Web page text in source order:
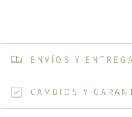
ENVÍOS Y
CAMBIOS Y